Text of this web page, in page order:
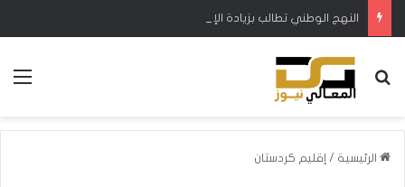
بحث عن
الرئيسية / إقليم كردستان